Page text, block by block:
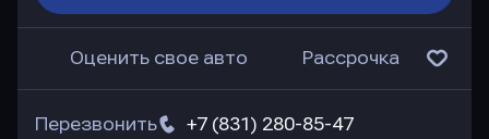
Оценить свое авто Рассрочка
+7 (831) 280-85-47
Перезвонить